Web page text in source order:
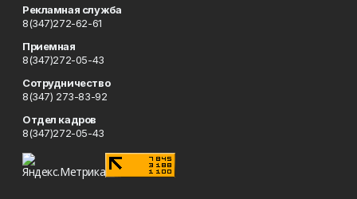
Рекламная служба
8(347)272-62-61
Приемная
8(347)272-05-43
Сотрудничество
8(347) 273-83-92
Отдел кадров
8(347)272-05-43